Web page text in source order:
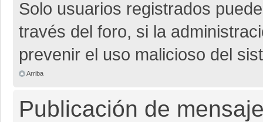
Solo usuarios registrados
través del foro, si la
prevenir el uso malicioso del
Arriba
Publicación de